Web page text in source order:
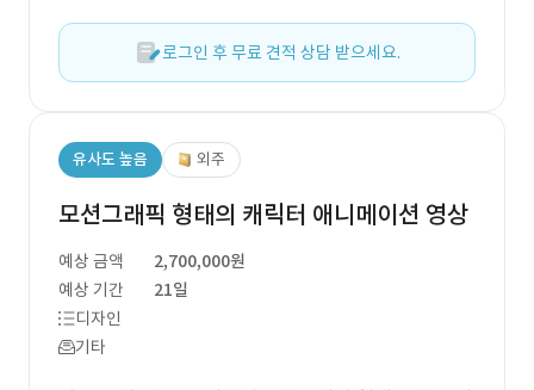
로그인 후 무료 견적 상담 받으세요.
유사도 높음 외주
모션그래픽 형태의 캐릭터 애니메이션 영상
예상 금액
2,700,000원
예상 기간
21일
디자인
기타